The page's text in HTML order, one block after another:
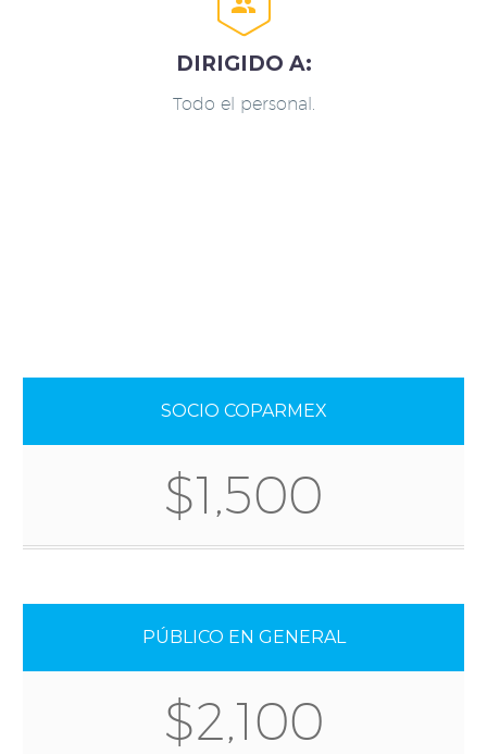


DIRIGIDO A:
Todo el personal.
SOCIO COPARMEX
$1,500
PÚBLICO EN GENERAL
$2,100